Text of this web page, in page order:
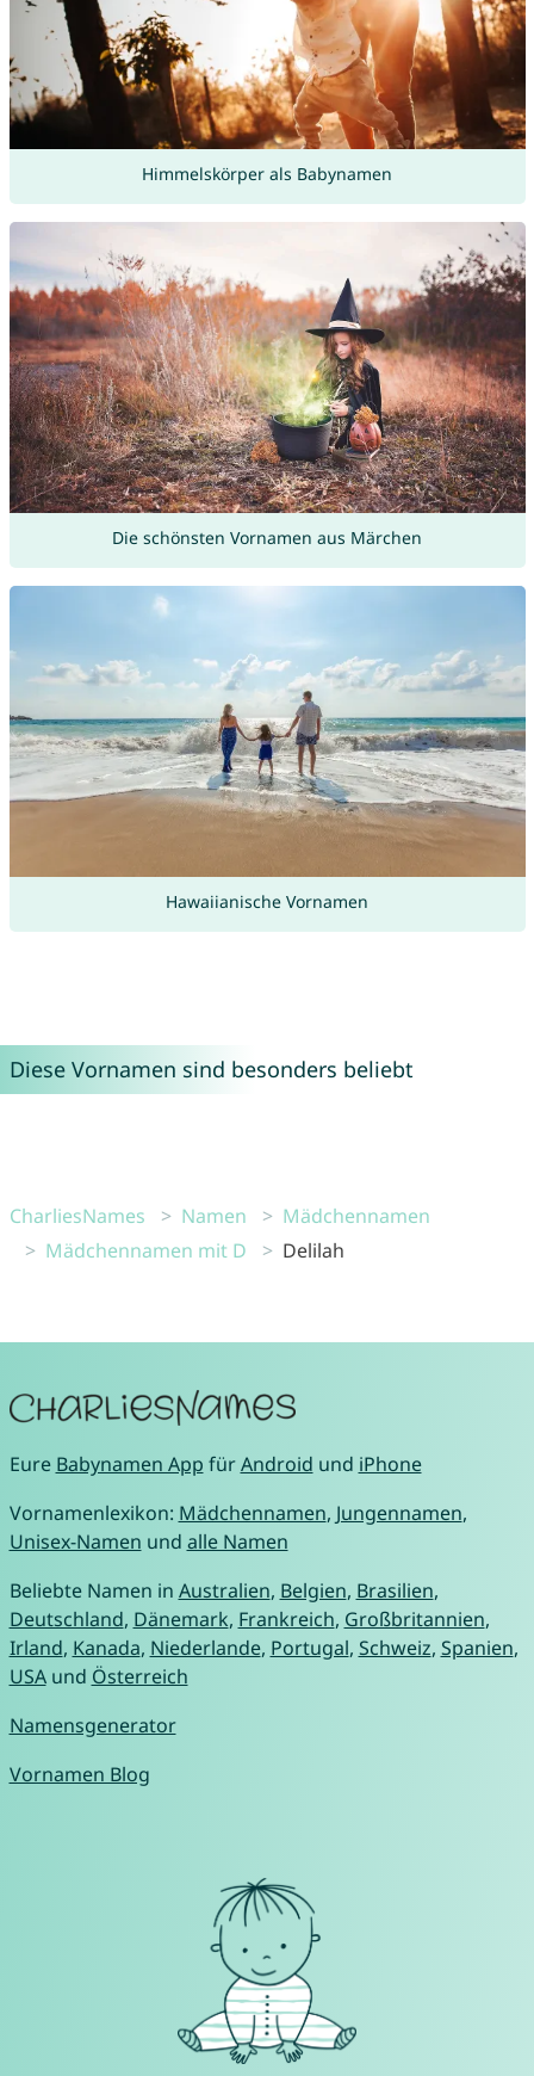
Himmelskörper als Babynamen
Die schönsten Vornamen aus Märchen
Hawaiianische Vornamen
Diese Vornamen sind besonders beliebt
CharliesNames Namen
Mädchennamen
Mädchennamen mit D
Delilah
Eure Babynamen App fürAndroid und iPhone
Vornamenlexikon: Mädchennamen, Jungennamen,
Unisex-Namen und alle Namen
Beliebte Namen in Australien, Belgien, Brasilien,
Deutschland, Dänemark, Frankreich, Großbritannien,
Irland, Kanada, Niederlande, Portugal, Schweiz, Spanien,
USAund Österreich
Namensgenerator
Vornamen Blog